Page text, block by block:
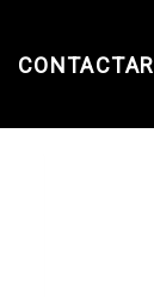
CONTACTAR